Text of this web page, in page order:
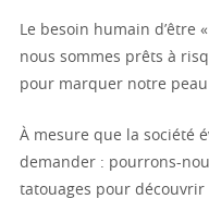
Le besoin humain d’être
nous sommes prêts à
pour marquer notre
À mesure que la société
demander : pourrons-
tatouages pour